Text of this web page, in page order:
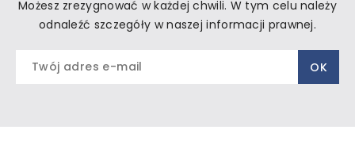
Możesz zrezygnować w każdej chwili. W tym celu należy
odnaleźć szczegóły w naszej informacji prawnej.